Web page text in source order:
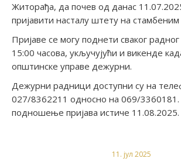
Житорађа, да почев од данас
пријавити насталу штету на стамбеним
Пријаве се могу поднети сваког
15:00 часова, укључујући и викенде
општинске управе дежурни.
Дежурни радници доступни су на
027/8362211 односно на 069/3360181.
подношење пријава истиче
11. јул 2025